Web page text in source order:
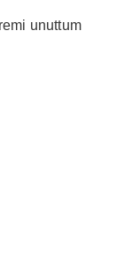
unuttum